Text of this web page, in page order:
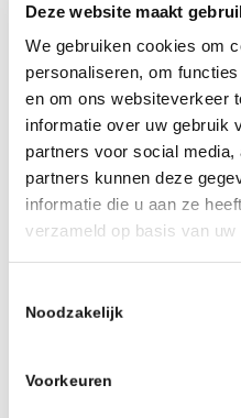
Deze website maakt
We gebruiken cookies om
personaliseren, om
en om ons websiteverkeer
informatie over uw gebruik
partners voor social
partners kunnen deze
informatie die u aan ze
verzameld op basis van
Noodzakelijk
Voorkeuren
Nieuwsbrief week
herstructurering
07-26 - 13:02
Nieuwsbrief week
ondersteuning
07-26 - 09:50
07-26 - 08:10
06-26 - 07:42